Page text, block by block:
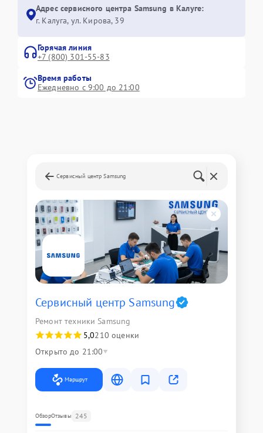
Адрес сервисного центра Samsung в Калуге:
г. Калуга, ул. Кирова, 39
Горячая линия
+7 (800) 301-55-83
Время работы
Ежедневно с 9:00 до 21:00
Сервисный центр Samsung
Сервисный центр Samsung
Ремонт техники Samsung
5,0210 оценки
Открыто до 21:00
Маршрут
ОбзорОтзывы 245